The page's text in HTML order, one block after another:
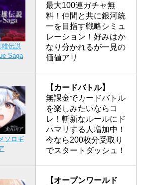
伝説
Saga
最大100連ガチャ無
料！仲間と共に銀河統
一を目指す戦略シミュ
レーション！好みはか
なり分かれるが一見の
価値アリ
ソロギ
【カードバトル】
無課金でカードバトル
を楽しみたいならコ
レ！斬新なルールにド
ハマリする人増加中！
今なら200枚分受取り
でスタートダッシュ！
【オープンワールド